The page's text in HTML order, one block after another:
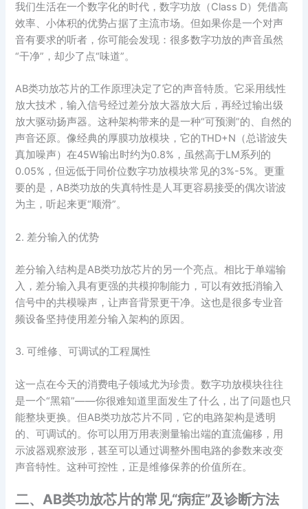
我们生活在一个数字化的时代，数字功放（Class D）凭借高
效率、小体积的优势占据了主流市场。但如果你是一个对声
音有要求的听者，你可能会发现：很多数字功放的声音虽然
“干净”，却少了点“味道”。
AB类功放芯片的工作原理决定了它的声音特质。它采用线性
放大技术，输入信号经过差分放大器放大后，再经过输出级
放大驱动扬声器。这种架构带来的是一种“可预测”的、自然的
声音还原。像经典的厚膜功放模块，它的THD+N（总谐波失
真加噪声）在45W输出时约为0.8%，虽然高于LM系列的
0.05%，但远低于同价位数字功放模块常见的3%-5%。更重
要的是，AB类功放的失真特性是人耳更容易接受的偶次谐波
为主，听起来更“顺滑”。
2. 差分输入的优势
差分输入结构是AB类功放芯片的另一个亮点。相比于单端输
入，差分输入具有更强的共模抑制能力，可以有效抵消输入
信号中的共模噪声，让声音背景更干净。这也是很多专业音
频设备坚持使用差分输入架构的原因。
3. 可维修、可调试的工程属性
这一点在今天的消费电子领域尤为珍贵。数字功放模块往往
是一个“黑箱”——你很难知道里面发生了什么，出了问题也只
能整块更换。但AB类功放芯片不同，它的电路架构是透明
的、可调试的。你可以用万用表测量输出端的直流偏移，用
示波器观察波形，甚至可以通过调整外围电路的参数来改变
声音特性。这种可控性，正是维修保养的价值所在。
二、AB类功放芯片的常见“病症”及诊断方法